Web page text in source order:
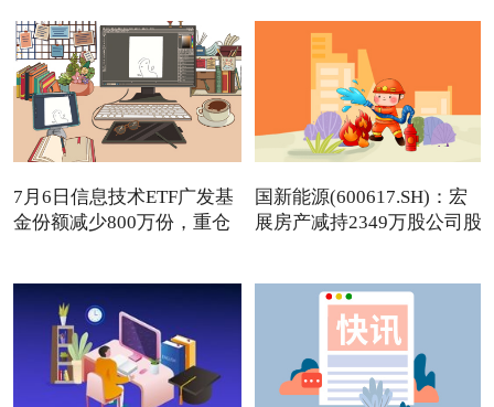
7月6日信息技术ETF广发基
金份额减少800万份，重仓
国新能源(600617.SH)：宏
展房产减持2349万股公司股